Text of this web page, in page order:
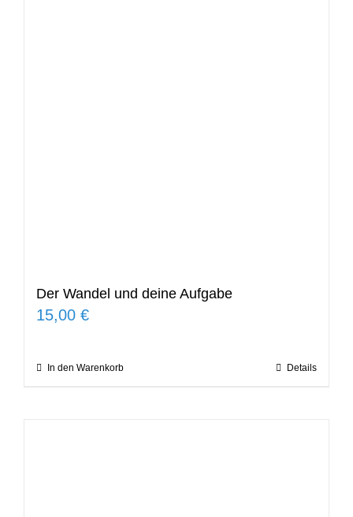
Der Wandel und deine Aufgabe
15,00 €
In den Warenkorb Details